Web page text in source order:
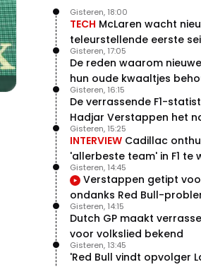
TECH McLaren wacht
teleurstellende eerste
Gisteren, 18:00
De reden waarom
hun oude kwaaltjes
Gisteren, 17:05
De verrassende F1-
Hadjar Verstappen het
Gisteren, 16:15
INTERVIEW Cadillac
'allerbeste team' in F1 te
Gisteren, 15:25
Verstappen getipt
ondanks Red Bull-
Gisteren, 14:45
Dutch GP maakt
voor volkslied bekend
Gisteren, 14:15
'Red Bull vindt opvolger
Gisteren, 13:45